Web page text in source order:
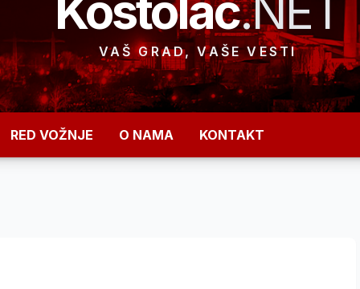
VAŠ GRAD, VAŠE VESTI
RED VOŽNJE O NAMA KONTAKT